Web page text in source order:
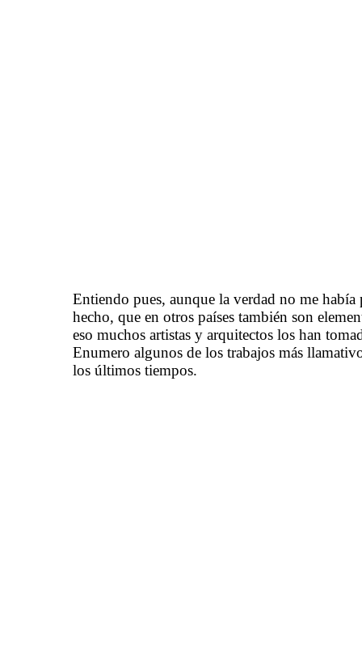
Entiendo pues, aunque la verdad no me había
hecho, que en otros países también son
eso muchos artistas y arquitectos los han
Enumero algunos de los trabajos más
los últimos tiempos.